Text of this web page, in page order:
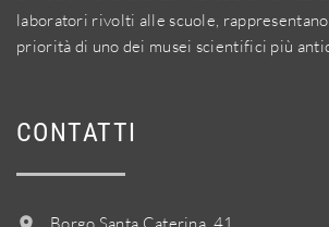
laboratori rivolti alle scuole,
priorità di uno dei musei scientifici più
CONTATTI